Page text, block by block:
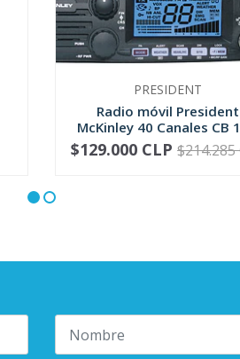
PRESIDENT
Radio móvil President
McKinley 40 Canales CB
+
-
$129.000 CLP $214.285